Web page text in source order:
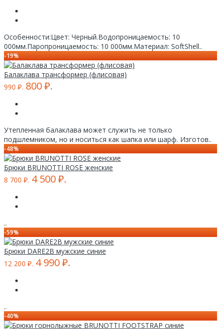
Особенности:Цвет: Черный.Водопроницаемость: 10
000мм.Паропроницаемость: 10 000мм.Материал: SoftShell..
-19%
Балаклава трансформер (флисовая)
990 ₽. 800 ₽.
Утепленная балаклава может служить не только
подшлемником, но и носиться как шапка или шарф. Изготов..
-48%
Брюки BRUNOTTI ROSE женские
8 700 ₽. 4 500 ₽.
..
-59%
Брюки DARE2B мужские синие
12 200 ₽. 4 990 ₽.
..
-40%